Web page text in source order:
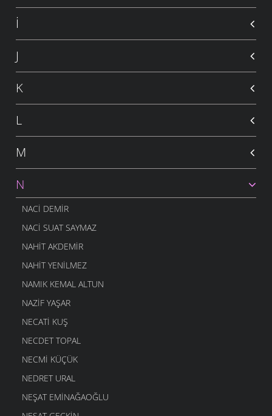
İ
J
K
L
M
N
NACI DEMIR
NACI SUAT SAYMAZ
NAHIT AKDEMIR
NAHIT YENILMEZ
NAMIK KEMAL ALTUN
NAZIF YAŞAR
NECATI KUŞ
NECDET TOPAL
NECMI KÜÇÜK
NEDRET URAL
NEŞAT EMINAĞAOĞLU